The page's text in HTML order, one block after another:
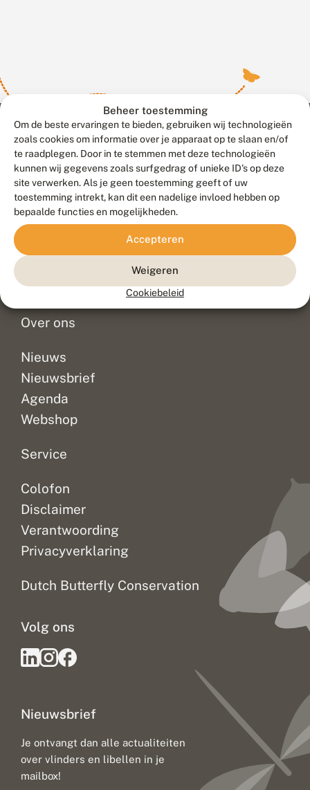
Beheer toestemming
Om de beste ervaringen te bieden, gebruiken wij technologieën
zoals cookies om informatie over je apparaat op te slaan en/of
te raadplegen. Door in te stemmen met deze technologieën
kunnen wij gegevens zoals surfgedrag of unieke ID's op deze
site verwerken. Als je geen toestemming geeft of uw
toestemming intrekt, kan dit een nadelige invloed hebben op
bepaalde functies en mogelijkheden.
Accepteren
Weigeren
Cookiebeleid
Contact
Veelgestelde vragen
Doneer
Over ons
Nieuws
Nieuwsbrief
Agenda
Webshop
Service
Colofon
Disclaimer
Verantwoording
Privacyverklaring
Dutch Butterfly Conservation
Nieuwsbrief
Je ontvangt dan alle actualiteiten
over vlinders en libellen in je
mailbox!
Volg ons
Meld waarnemingen© 2026 Vlinderstichting
Duurzaam ontwikkeld door
Go2People
, ontworpen door
Blue Field Agency
Privacy
Disclaimer
Sitemap